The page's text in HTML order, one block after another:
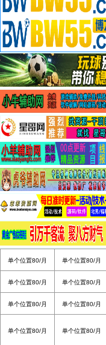
单个位置80/月 单个位置80/月
单个位置80/月 单个位置80/月
单个位置80/月 单个位置80/月
单个位置80/月 单个位置80/月